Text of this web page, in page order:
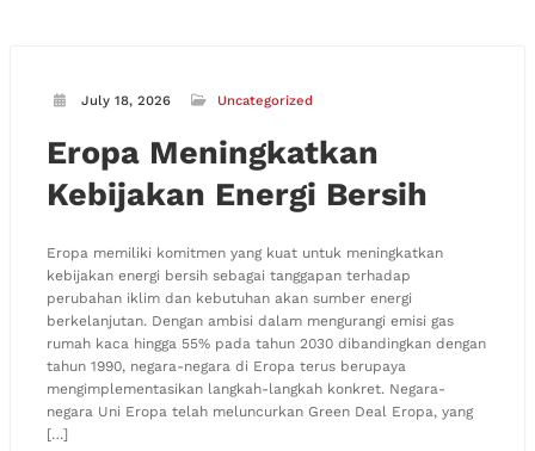
July 18, 2026 Uncategorized
Eropa Meningkatkan
Kebijakan Energi Bersih
Eropa memiliki komitmen yang kuat untuk meningkatkan
kebijakan energi bersih sebagai tanggapan terhadap
perubahan iklim dan kebutuhan akan sumber energi
berkelanjutan. Dengan ambisi dalam mengurangi emisi gas
rumah kaca hingga 55% pada tahun 2030 dibandingkan dengan
tahun 1990, negara-negara di Eropa terus berupaya
mengimplementasikan langkah-langkah konkret. Negara-
negara Uni Eropa telah meluncurkan Green Deal Eropa, yang
[…]